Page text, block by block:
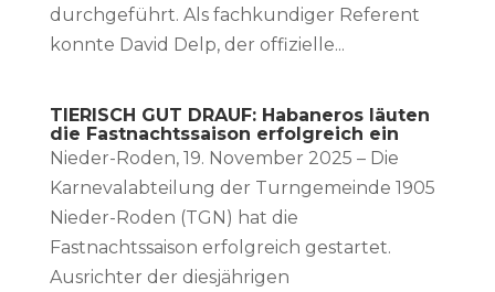
durchgeführt. Als fachkundiger Referent
konnte David Delp, der offizielle...
TIERISCH GUT DRAUF: Habaneros läuten
die Fastnachtssaison erfolgreich ein
Nieder-Roden, 19. November 2025 – Die
Karnevalabteilung der Turngemeinde 1905
Nieder-Roden (TGN) hat die
Fastnachtssaison erfolgreich gestartet.
Ausrichter der diesjährigen